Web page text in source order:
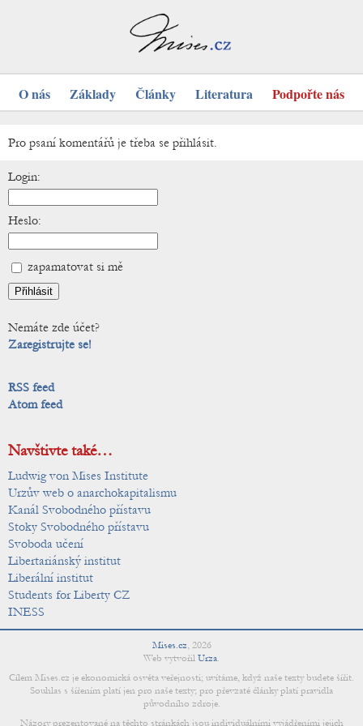
O nás Základy Články Literatura Podpořte nás
Pro psaní komentářů je třeba se přihlásit.
Login:
Heslo:
zapamatovat si mě
Nemáte zde účet?
Zaregistrujte se!
RSS feed
Atom feed
Navštivte také…
Ludwig von Mises Institute
Urzův web o anarchokapitalismu
Kanál Svobodného přístavu
Stoky Svobodného přístavu
Svoboda učení
Libertariánský institut
Liberální institut
Students for Liberty CZ
INESS
Mises.cz, 2026
Web vytvořil Urza.
Cílem Mises.cz je ekonomická osvěta veřejnosti; uvítáme, když naše texty budete šířit.
Souhlas s šířením platí jen pro naše texty; pro převzaté články platí pravidla
původního zdroje.
Názory prezentované na těchto stránkách jsou individuálními vyjádřeními jejich